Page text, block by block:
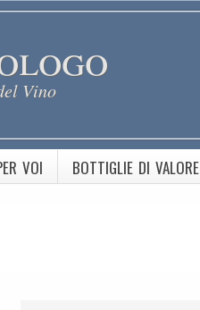
Vino
VOI BOTTIGLIE DI VALORE